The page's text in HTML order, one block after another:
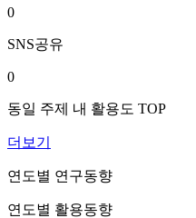
0
SNS공유
0
동일 주제 내 활용도 TOP
더보기
연도별 연구동향
연도별 활용동향